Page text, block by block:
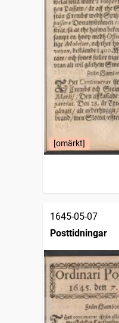
[omärkt]
1645-05-07
Posttidningar